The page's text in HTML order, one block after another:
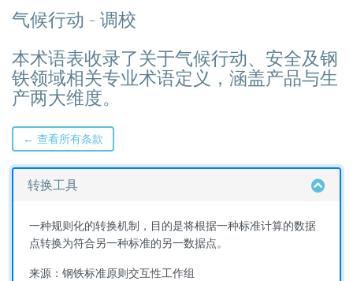
气候行动 - 调校
本术语表收录了关于气候行动、安全及钢
铁领域相关专业术语定义，涵盖产品与生
产两大维度。
← 查看所有条款
转换工具
一种规则化的转换机制，目的是将根据一种标准计算的数据
点转换为符合另一种标准的另一数据点。
来源：钢铁标准原则交互性工作组